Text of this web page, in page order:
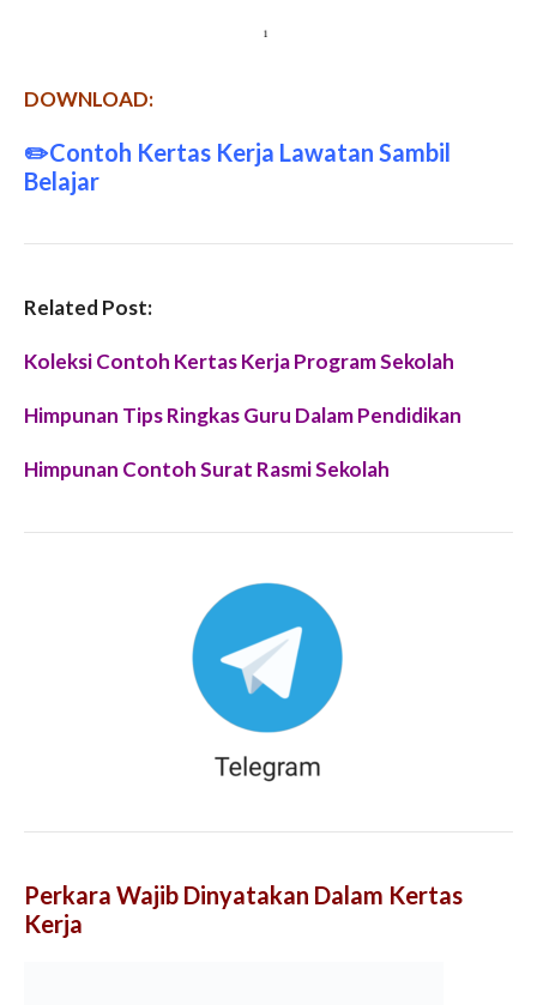
DOWNLOAD:
✏️Contoh Kertas Kerja Lawatan Sambil
Belajar
Related Post:
Koleksi Contoh Kertas Kerja Program Sekolah
Himpunan Tips Ringkas Guru Dalam Pendidikan
Himpunan Contoh Surat Rasmi Sekolah
Perkara Wajib Dinyatakan Dalam Kertas
Kerja